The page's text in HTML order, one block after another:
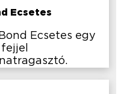
Ecsetes
Ecsetes egy